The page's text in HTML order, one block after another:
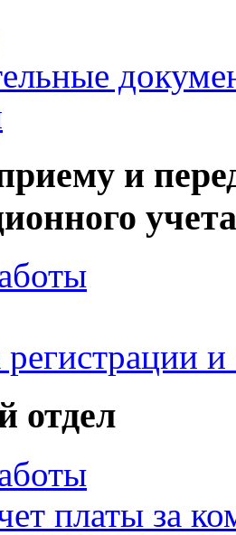
и
учета
и
отдел
платы за